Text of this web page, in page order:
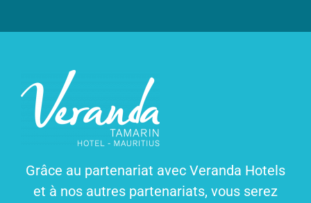
Grâce au partenariat avec Veranda Hotels
et à nos autres partenariats, vous serez